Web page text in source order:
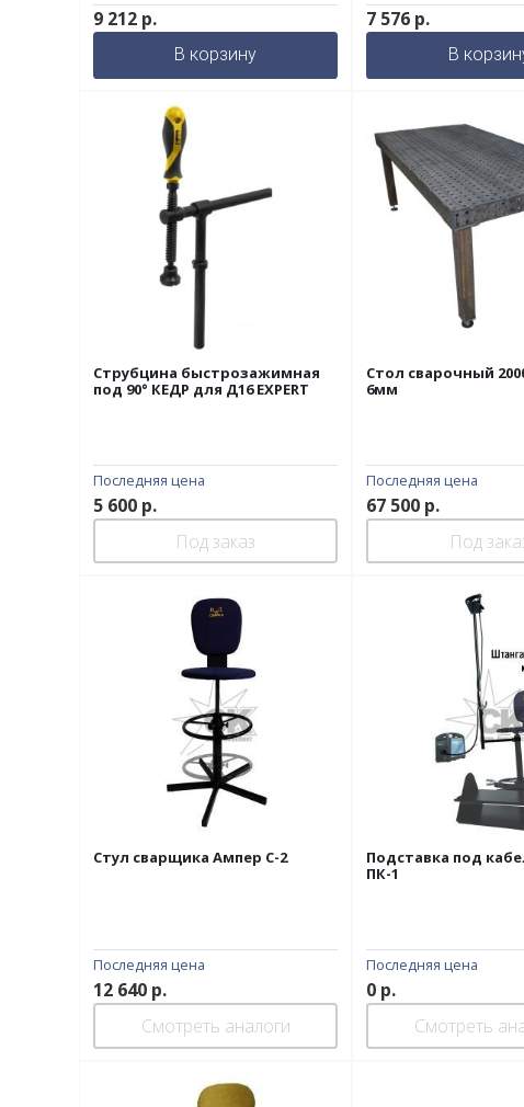
9 212р.
В корзину
7 576 р.
В
Струбцина быстрозажимная
под 90° КЕДР для Д16 EXPERT
Последняя цена
5 600р.
Под заказ
Стол сварочный
6мм
Последняя цена
67 500 р.
Под
Стул сварщика Ампер С-2
Последняя цена
12 640р.
Смотреть аналоги
Подставка под
ПК-1
Последняя цена
0 р.
Смотреть